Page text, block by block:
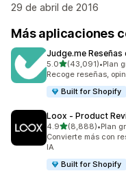
29 de abril de 2016
Más aplicaciones
Judge.me
5.0de 5 estrellas
(43,091)
43091 reseñas en
•Plan
Recoge reseñas,
Built for Shopify
Loox ‑ Product
4.9de 5 estrellas
(8,888)
8888 reseñas en
•Plan
Convierte más con
IA
Built for Shopify